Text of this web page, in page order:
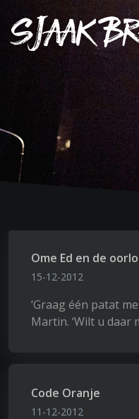
Ome Ed en de
15-12-2012
‘Graag één patat
Martin. ‘Wilt u daar
Code Oranje
11-12-2012